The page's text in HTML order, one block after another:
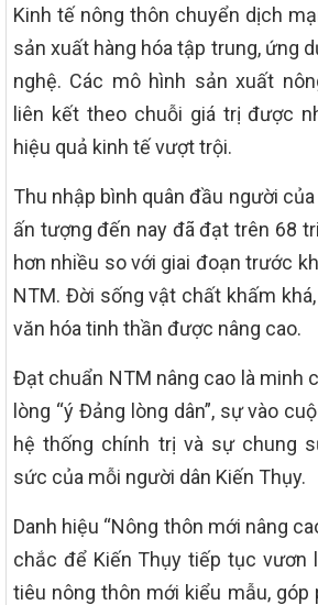
Kinh tế nông thôn chuyển dịch
sản xuất hàng hóa tập trung, ứng
nghệ. Các mô hình sản xuất
liên kết theo chuỗi giá trị được
hiệu quả kinh tế vượt trội.
Thu nhập bình quân đầu người
ấn tượng đến nay đã đạt trên 68
hơn nhiều so với giai đoạn trước
NTM. Đời sống vật chất khấm
văn hóa tinh thần được nâng cao.
Đạt chuẩn NTM nâng cao là minh
lòng “ý Đảng lòng dân”, sự vào
hệ thống chính trị và sự chung
sức của mỗi người dân Kiến Thụy.
Danh hiệu “Nông thôn mới nâng
chắc để Kiến Thụy tiếp tục vươn
tiêu nông thôn mới kiểu mẫu, góp